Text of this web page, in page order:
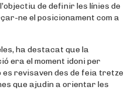
de definir les línies de
ne el posicionament com a
ha destacat que la
era el moment idoni per
revisaven des de feia tretze
que ajudin a orientar les